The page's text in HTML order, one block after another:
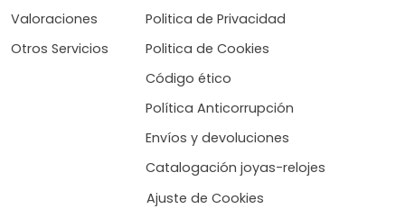
Valoraciones
Otros Servicios
Politica de Privacidad
Politica de Cookies
Código ético
Política Anticorrupción
Envíos y devoluciones
Catalogación joyas-relojes
Ajuste de Cookies